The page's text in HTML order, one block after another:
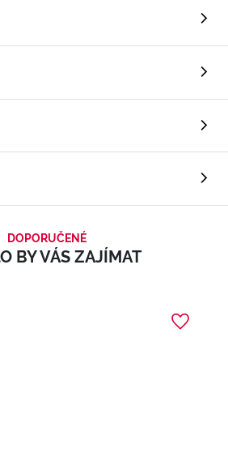
DOPORUČENÉ
BY VÁS ZAJÍMAT